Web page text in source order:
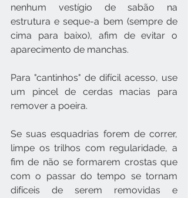
nenhum vestígio de sabão na
estrutura e seque-a bem (sempre de
cima para baixo), afim de evitar o
aparecimento de manchas.
Para "cantinhos" de difícil acesso, use
um pincel de cerdas macias para
remover a poeira.
Se suas esquadrias forem de correr,
limpe os trilhos com regularidade, a
fim de não se formarem crostas que
com o passar do tempo se tornam
difíceis de serem removidas e